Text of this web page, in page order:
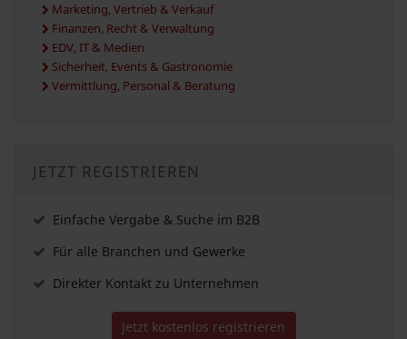
Marketing, Vertrieb & Verkauf
Finanzen, Recht & Verwaltung
EDV, IT & Medien
Sicherheit, Events & Gastronomie
Vermittlung, Personal & Beratung
JETZT REGISTRIEREN
Einfache Vergabe & Suche im B2B
Für alle Branchen und Gewerke
Direkter Kontakt zu Unternehmen
Jetzt kostenlos registrieren